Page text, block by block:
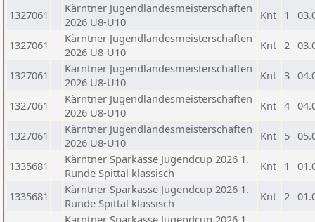
1327061
Kärntner Jugendlandesmeisterschaften
2026 U8-U10
Knt 1
1327061
Kärntner Jugendlandesmeisterschaften
2026 U8-U10
Knt 2
1327061
Kärntner Jugendlandesmeisterschaften
2026 U8-U10
Knt 3
1327061
Kärntner Jugendlandesmeisterschaften
2026 U8-U10
Knt 4
1327061
Kärntner Jugendlandesmeisterschaften
2026 U8-U10
Knt 5
1335681
Kärntner Sparkasse Jugendcup 2026 1.
Runde Spittal klassisch
Knt 1
1335681
Kärntner Sparkasse Jugendcup 2026 1.
Runde Spittal klassisch
Knt 2
Kärntner Sparkasse Jugendcup 2026 1.